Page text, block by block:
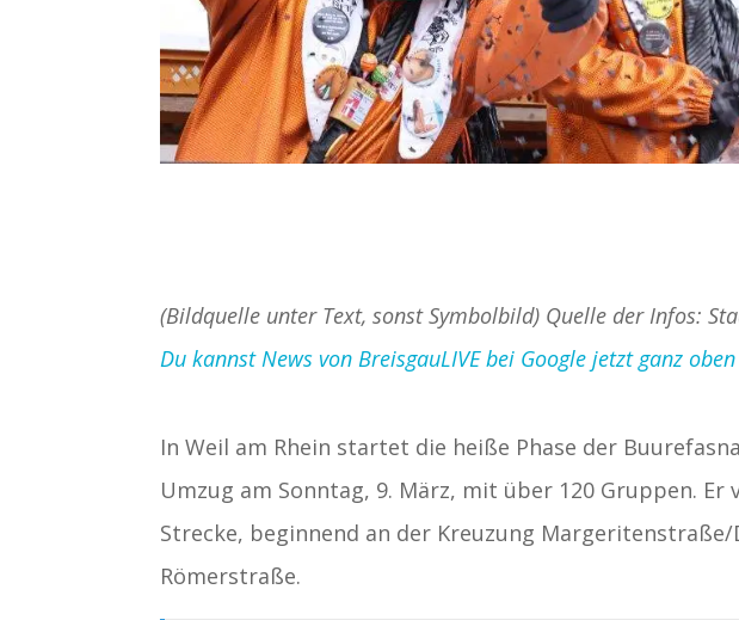
(Bildquelle unter Text, sonst Symbolbild) Quelle der Infos:
Du kannst News von BreisgauLIVE bei Google jetzt ganz
In Weil am Rhein startet die heiße Phase der
Umzug am Sonntag, 9. März, mit über 120 Gruppen.
Strecke, beginnend an der Kreuzung
Römerstraße.